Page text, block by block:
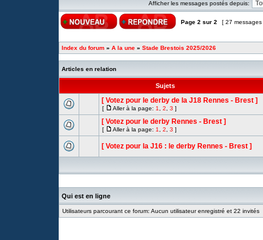
Afficher les messages postés depuis:
Page 2 sur 2 [ 27
Index du forum » A la une » Stade Brestois 2025/2026
Articles en relation
Sujets
[ Votez pour le derby de la J18 Rennes - Brest ]
[ Aller à la page: 1 2 3 ]
[ Votez pour le derby Rennes - Brest ]
[ Aller à la page: 1 2 3 ]
[ Votez pour la J16 : le derby Rennes - Brest ]
Qui est en ligne
Utilisateurs parcourant ce forum: Aucun utilisateur enregistré et 22 invités